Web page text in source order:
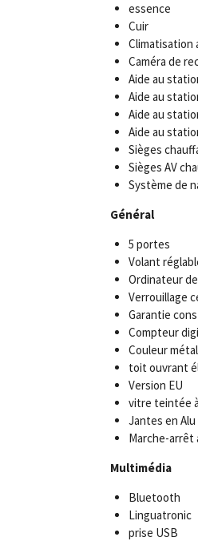
essence
Cuir
Climatisation
Caméra de
Aide au
Aide au
Aide au
Aide au
Sièges
Sièges AV
Système de
Général
5 portes
Volant
Ordinateur
Verrouillage
Garantie
Compteur
Couleur
toit ouvrant
Version EU
vitre teintée
Jantes en Alu
Marche-arrêt
Multimédia
Bluetooth
Linguatronic
prise USB